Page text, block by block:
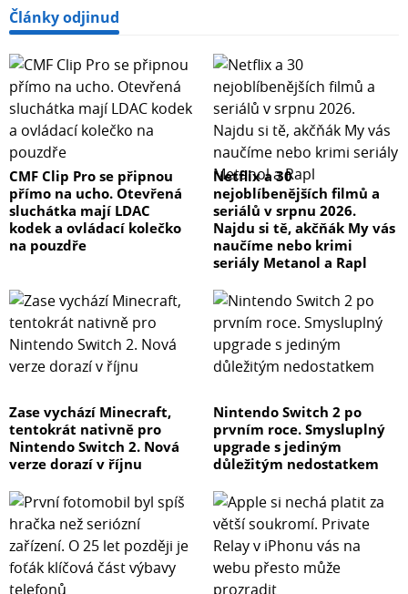
Články odjinud
CMF Clip Pro se připnou
přímo na ucho. Otevřená
sluchátka mají LDAC
kodek a ovládací kolečko
na pouzdře
Netflix a 30
nejoblíbenějších filmů a
seriálů v srpnu 2026.
Najdu si tě, akčňák My vás
naučíme nebo krimi
seriály Metanol a Rapl
Zase vychází Minecraft,
tentokrát nativně pro
Nintendo Switch 2. Nová
verze dorazí v říjnu
Nintendo Switch 2 po
prvním roce. Smysluplný
upgrade s jediným
důležitým nedostatkem